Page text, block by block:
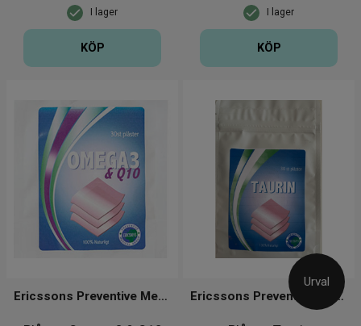
Urval
I lager
KÖP
I lager
KÖP
Ericssons Preventive Medical Group Ericssons Preventive Medical Group